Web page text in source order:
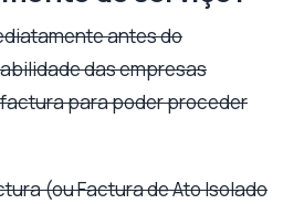
antes do
das empresas
para poder proceder
(ou Factura de Ato Isolado